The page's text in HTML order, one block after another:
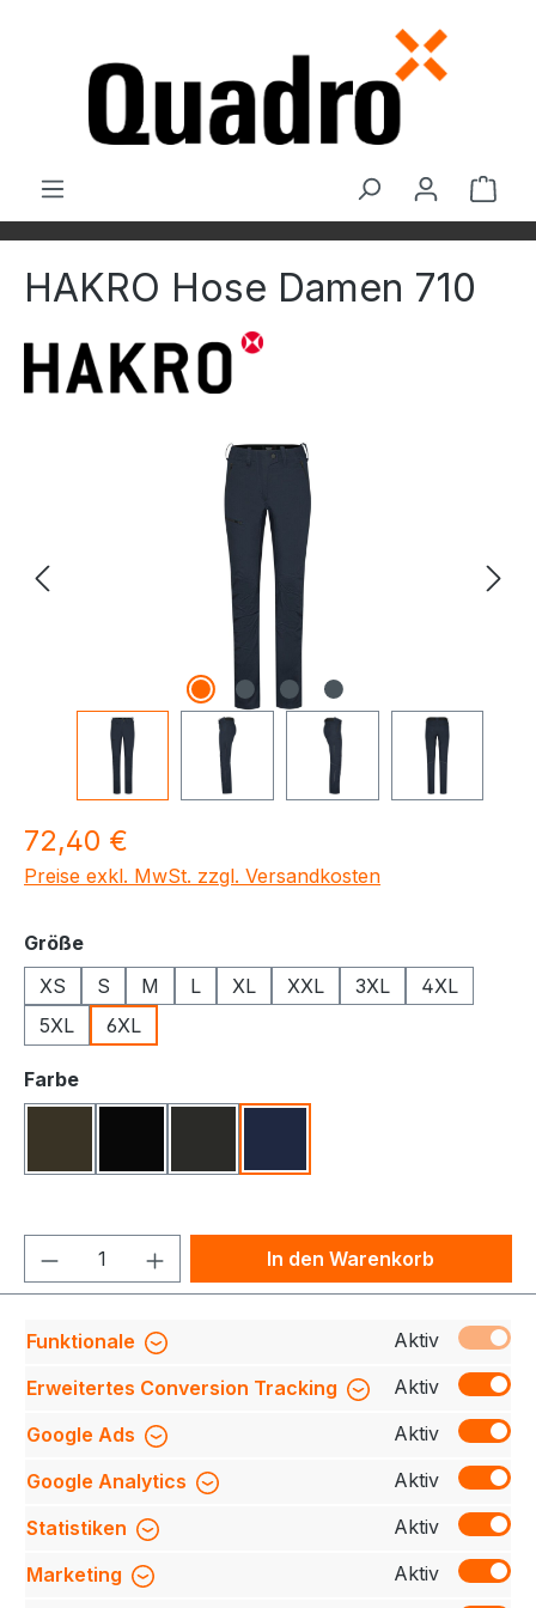
HAKRO Hose Damen 710
Bildergalerie überspringen
Regulärer Preis:
72,40 €
Preise exkl. MwSt. zzgl. Versandkosten
Größeauswählen
XS
S M L XL XXL 3XL
4XL
5XL
6XL
Farbeauswählen
Produkt Anzahl: Gib denIn den Warenkorb
Produktnummer:
Beschreibung
funktionelle Hose für Damen mit dehnbarem
Hosenbund, Sicherheitsknopf und Reißverschluss,
Gürtelschla…Mehr
Bewertungen
Funktionale
Aktiv
Erweitertes Conversion Tracking
Aktiv
Google Ads
Aktiv
Google Analytics
Aktiv
Statistiken
Aktiv
Marketing
Aktiv